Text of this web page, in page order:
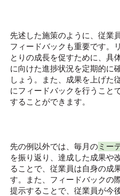
先述した施策のように、従業
フィードバックも重要です。
とりの成長を促すために、具
に向けた進捗状況を定期的に
しょう。また、成果を上げた
にフィードバックを行うことで
することができます。
先の例以外では、毎月の ミー
を振り返り、達成した成果や
ることで、従業員は自身の成
す。また、フィードバックの
提示することで、従業員が今